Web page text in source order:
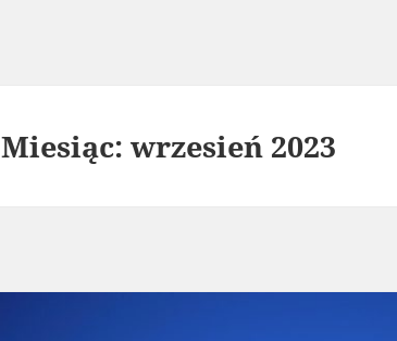
Miesiąc:wrzesień 2023